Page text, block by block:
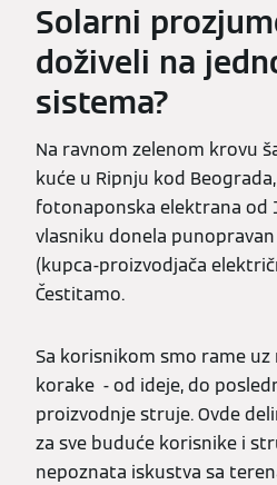
Solarni
doživeli na
sistema?
Na ravnom zelenom krovu
kuće u Ripnju kod
fotonaponska elektrana od
vlasniku donela
(kupca-proizvodjača
Čestitamo.
Sa korisnikom smo rame uz
korake - od ideje, do
proizvodnje struje. Ovde
za sve buduće korisnike i
nepoznata iskustva sa